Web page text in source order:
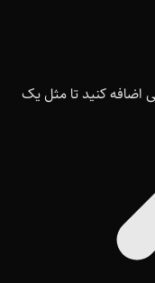
کنید تا مثل یک